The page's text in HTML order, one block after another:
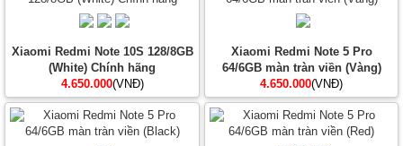
Xiaomi Redmi Note 10S 128/8GB
(White) Chính hãng
4.650.000(VNĐ)
Xiaomi Redmi Note 5 Pro
64/6GB màn tràn viền (Vàng)
4.650.000(VNĐ)